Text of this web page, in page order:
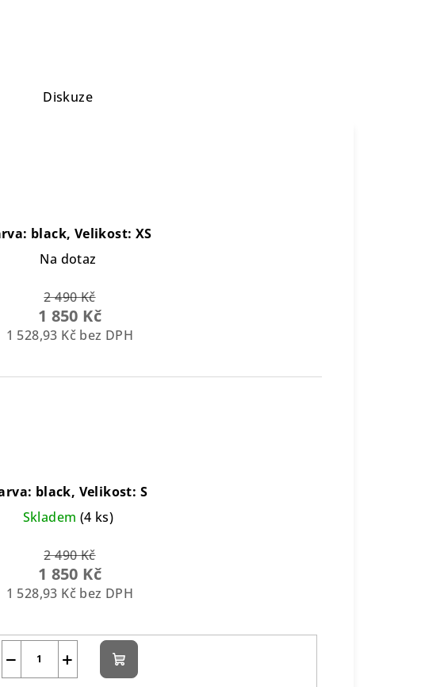
Diskuze
black, Velikost: XS
Na dotaz
2 490 Kč
1 850 Kč
1 528,93 Kč bez DPH
black, Velikost: S
Skladem (4 ks)
2 490 Kč
1 850 Kč
1 528,93 Kč bez DPH
+
− Do
košíku